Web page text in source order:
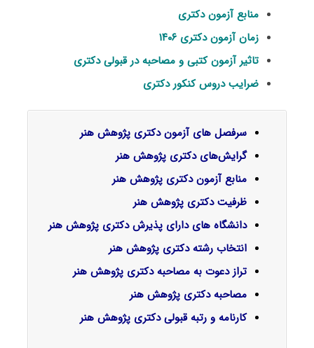
منابع آزمون دکتری
زمان آزمون دکتری ۱۴۰۶
تاثیر آزمون کتبی و مصاحبه در قبولی دکتری
ضرایب دروس کنکور دکتری
سرفصل‌ های آزمون دکتری پژوهش هنر
گرایش‌های دکتری پژوهش هنر
منابع آزمون دکتری پژوهش هنر
ظرفیت دکتری پژوهش هنر
دانشگاه های دارای پذیرش دکتری پژوهش هنر
انتخاب رشته دکتری پژوهش هنر
تراز دعوت به مصاحبه دکتری پژوهش هنر
مصاحبه دکتری پژوهش هنر
کارنامه و رتبه قبولی دکتری پژوهش هنر